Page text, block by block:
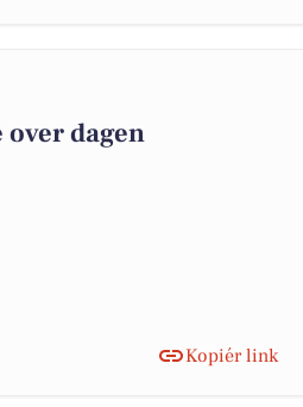
dagen
Kopiér link